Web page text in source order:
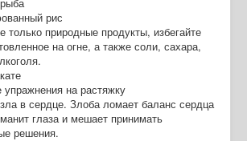
рис
только природные продукты, избегайте
на огне, а также соли, сахара,
на растяжку
в сердце. Злоба ломает баланс сердца
глаза и мешает принимать
решения.